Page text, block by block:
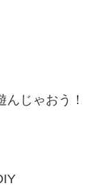
んじゃおう！